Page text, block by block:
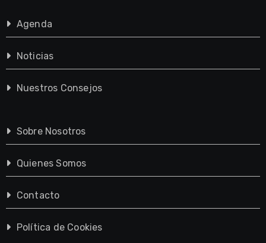
Agenda
Noticias
Nuestros Consejos
Sobre Nosotros
Quienes Somos
Contacto
Política de Cookies